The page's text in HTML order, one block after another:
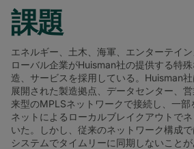
課題
エネルギー、土木、海軍、エンターテイ
ローバル企業がHuisman社の提供する特
造、サービスを採用している。Huisman
展開された製造拠点、データセンター、
来型のMPLSネットワークで接続し、一
ネットによるローカルブレイクアウトで
いた。しかし、従来のネットワーク構成
システムでタイムリーに同期しないこと